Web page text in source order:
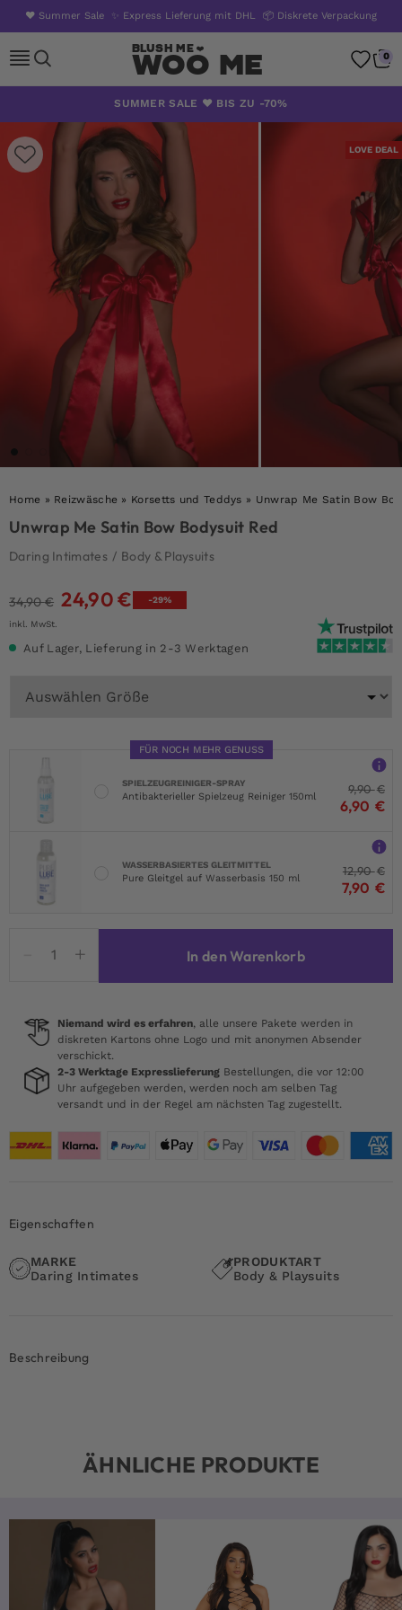
springen
❤️ Summer Sale ✨ Express Lieferung mit DHL 📦 Diskrete Verpackung
Woo Me 0
SUMMER SALE ❤️ BIS ZU -70%
LOVE DEAL
Home » Reizwäsche » Korsetts und Teddys » Unwrap Me Satin Bow
Unwrap Me Satin Bow Bodysuit Red
Daring Intimates / Body & Playsuits
34,90€ Ursprünglicher
34,90 €
24,90€ Aktueller
24,90 €.
-29%
inkl. MwSt.
Auf Lager, Lieferung in 2-3 Werktagen
FÜR NOCH MEHR GENUSS
SPIELZEUGREINIGER-SPRAY
Antibakterieller Spielzeug Reiniger 150ml
9,90€
6,90 €
WASSERBASIERTES GLEITMITTEL
Pure Gleitgel auf Wasserbasis 150 ml
12,90€
7,90 €
Me
Bodysuit
Red
Menge
In den Warenkorb
Niemand wird es erfahren, alle unsere Pakete werden in
diskreten Kartons ohne Logo und mit anonymen Absender
verschickt.
2-3 Werktage Expresslieferung Bestellungen, die vor 12:00
Uhr aufgegeben werden, werden noch am selben Tag
versandt und in der Regel am nächsten Tag zugestellt.
Eigenschaften
MARKE
Daring Intimates
PRODUKTART
Body & Playsuits
Beschreibung
ÄHNLICHE PRODUKTE